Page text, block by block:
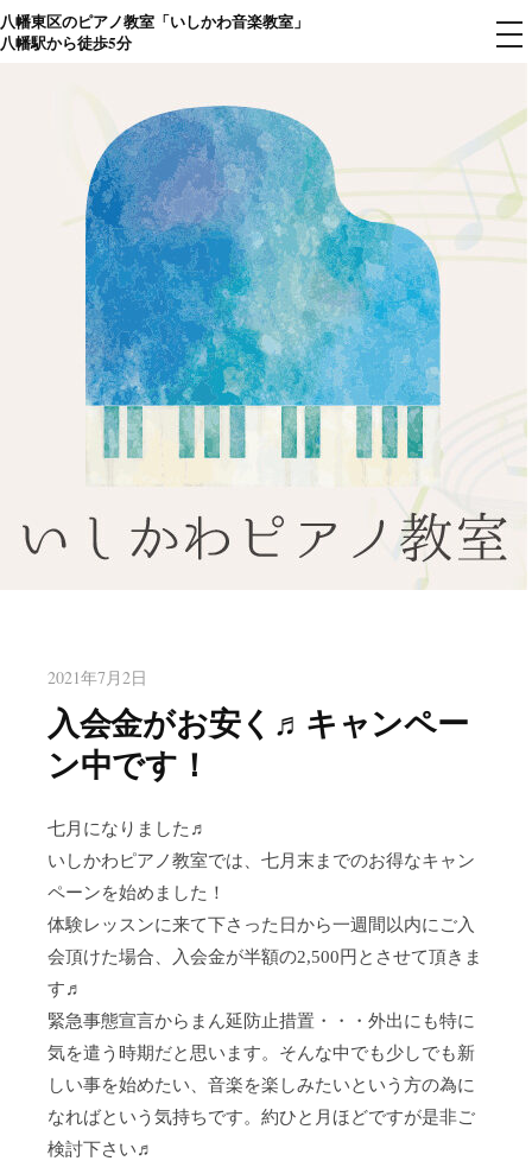
コ
ン
八幡東区のピアノ教室「いしかわ音楽教室」
八幡駅から徒歩5分
メ
ニ
2021年7月2日
入会金がお安く♬キャンペー
ン中です！
七月になりました♬
いしかわピアノ教室では、七月末までのお得なキャン
ペーンを始めました！
体験レッスンに来て下さった日から一週間以内にご入
会頂けた場合、入会金が半額の2,500円とさせて頂きま
す♬
緊急事態宣言からまん延防止措置・・・外出にも特に
気を遣う時期だと思います。そんな中でも少しでも新
しい事を始めたい、音楽を楽しみたいという方の為に
なればという気持ちです。約ひと月ほどですが是非ご
検討下さい♬